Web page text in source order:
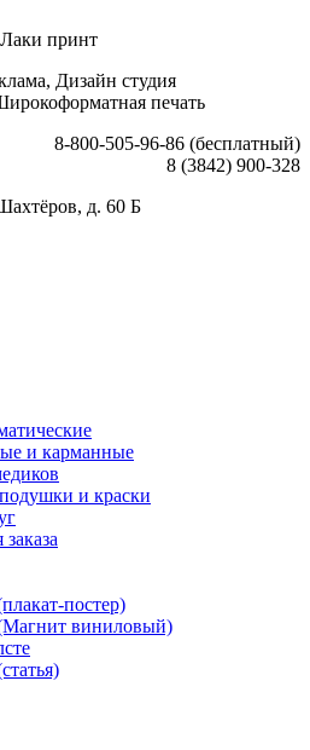
принт
Дизайн студия
печать
8-800-505-96-86 (бесплатный)
8 (3842) 900-328
д. 60 Б
и карманные
и краски
постер)
виниловый)